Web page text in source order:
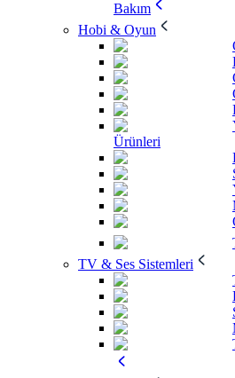
Bakım
Hobi & Oyun
Ürünleri
TV & Ses Sistemleri